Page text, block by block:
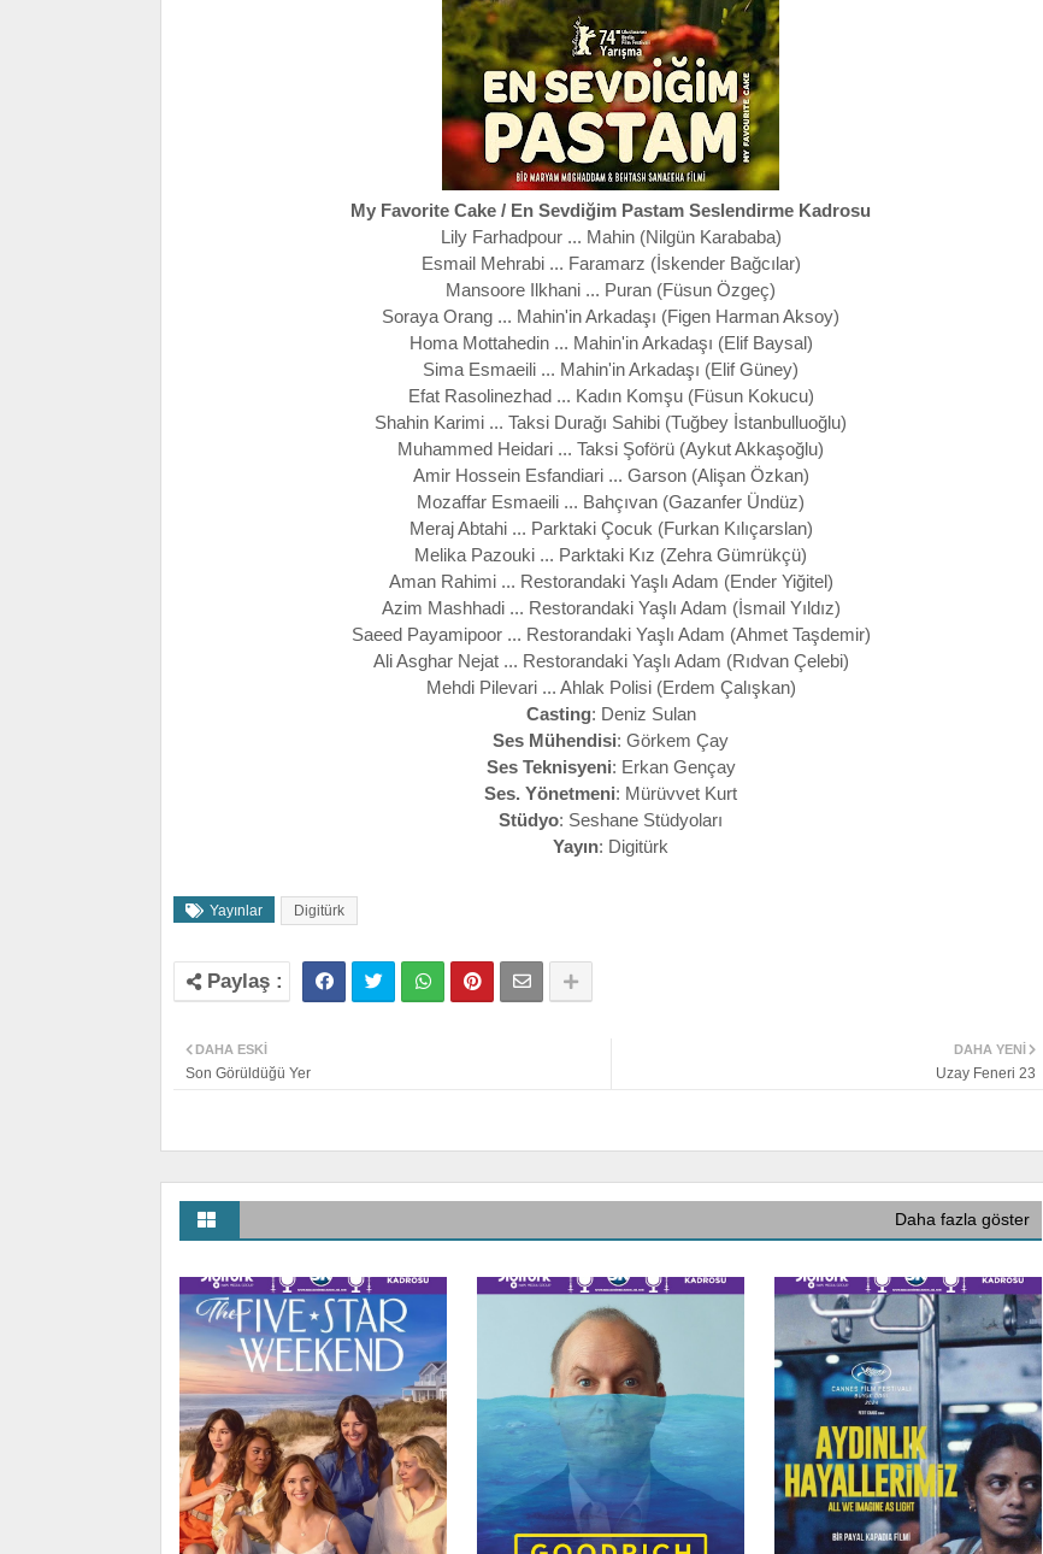
My Favorite Cake / En Sevdiğim Pastam Seslendirme Kadrosu
Lily Farhadpour ... Mahin (Nilgün Karababa)
Esmail Mehrabi ... Faramarz (İskender Bağcılar)
Mansoore Ilkhani ... Puran (Füsun Özgeç)
Soraya Orang ... Mahin'in Arkadaşı (Figen Harman Aksoy)
Homa Mottahedin ... Mahin'in Arkadaşı (Elif Baysal)
Sima Esmaeili ... Mahin'in Arkadaşı (Elif Güney)
Efat Rasolinezhad ... Kadın Komşu (Füsun Kokucu)
Shahin Karimi ... Taksi Durağı Sahibi (Tuğbey İstanbulluoğlu)
Muhammed Heidari ... Taksi Şoförü (Aykut Akkaşoğlu)
Amir Hossein Esfandiari ... Garson (Alişan Özkan)
Mozaffar Esmaeili ... Bahçıvan (Gazanfer Ündüz)
Meraj Abtahi ... Parktaki Çocuk (Furkan Kılıçarslan)
Melika Pazouki ... Parktaki Kız (Zehra Gümrükçü)
Aman Rahimi ... Restorandaki Yaşlı Adam (Ender Yiğitel)
Azim Mashhadi ... Restorandaki Yaşlı Adam (İsmail Yıldız)
Saeed Payamipoor ... Restorandaki Yaşlı Adam (Ahmet Taşdemir)
Ali Asghar Nejat ... Restorandaki Yaşlı Adam (Rıdvan Çelebi)
Mehdi Pilevari ... Ahlak Polisi (Erdem Çalışkan)
Casting: Deniz Sulan
Ses Mühendisi: Görkem Çay
Ses Teknisyeni: Erkan Gençay
Ses. Yönetmeni: Mürüvvet Kurt
Stüdyo: Seshane Stüdyoları
Yayın: Digitürk
Yayınlar Digitürk
DAHA YENI
Uzay Feneri 23
DAHA ESKI
Son Görüldüğü Yer
Daha fazla göster